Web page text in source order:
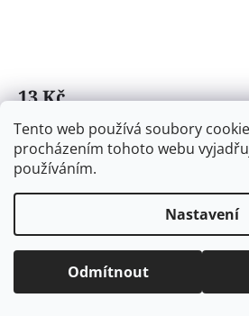
Tento web používá soubory
procházením tohoto webu
používáním.
Nastavení
Odmítnout
13 Kč